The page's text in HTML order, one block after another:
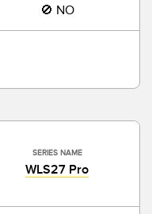
🚫 NO
SERIES NAME
WLS27 Pro